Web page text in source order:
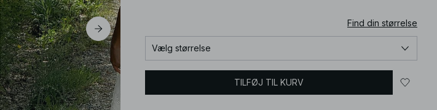
Find din størrelse
Vælg størrelse
TILFØJ TIL KURV